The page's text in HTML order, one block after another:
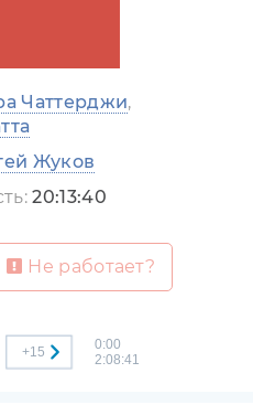
Чаттерджи,
Жуков
20:13:40
Не работает?
+15
0:00
2:08:41